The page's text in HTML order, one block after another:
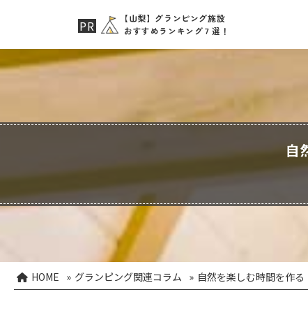
【山梨】グランピング施設
おすすめランキング７選！
自
HOME » グランピング関連コラム » 自然を楽しむ時間を作